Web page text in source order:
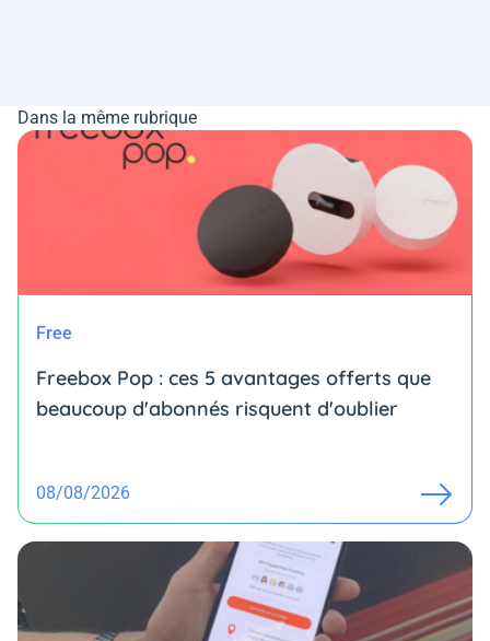
Dans la même rubrique
Free
Freebox Pop : ces 5 avantages offerts que
beaucoup d'abonnés risquent d'oublier
08/08/2026